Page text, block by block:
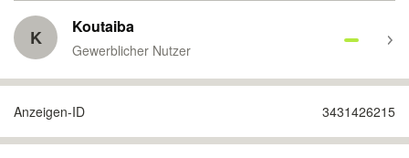
K Koutaiba
Gewerblicher Nutzer
Anzeigen-ID 3431426215